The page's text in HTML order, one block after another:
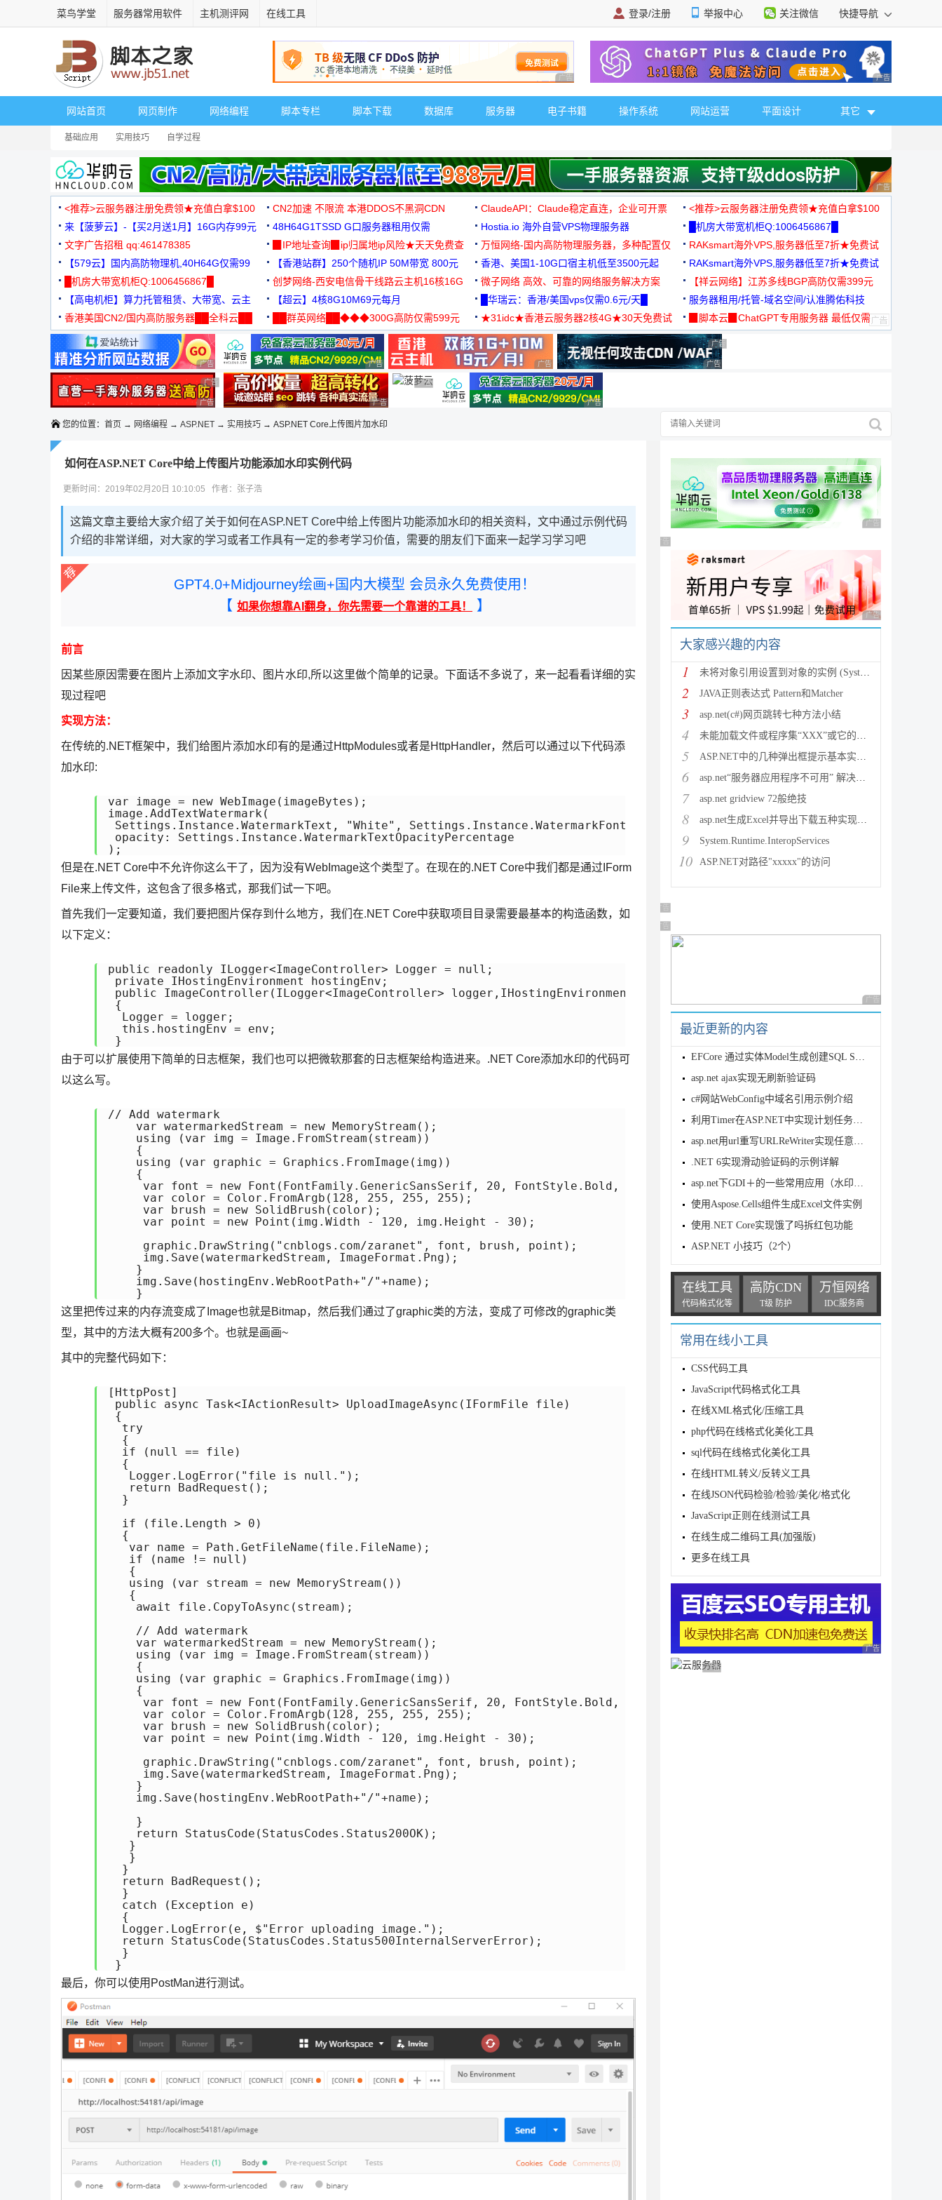
菜鸟学堂 服务器常用软件 主机测评网 在线工具 登录/注册 举报中心 关注微信 快捷导航
广告 商业广告，理性选择 广告 商业广告，理
网站首页 网页制作 网络编程 脚本专栏 脚本下载 数据库 服务器 电子书籍 操作系统 网站运营 平面设计 其它
基础应用 实用技巧 自学过程
广告 商业广告，理
<推荐>云服务器注册免费领★充值白拿$100 CN2加速 不限流 本港DDOS不黑洞CDN ClaudeAPI：Claude稳定直连，企业可开票
<推荐>云服务器注册免费领★充值白拿$100
来【菠萝云】-【买2月送1月】16G内存99元
48H64G1TSSD G口服务器租用仅需
3000+可免费测试
Hostia.io 海外自营VPS物理服务器
█机房大带宽机柜Q:1006456867█
文字广告招租 qq:461478385
▉IP地址查询▉ip归属地ip风险★天天免费查
万恒网络-国内高防物理服务器，多种配置仅
99元/月起
RAKsmart海外VPS,服务器低至7折★免费试
用★
【579云】国内高防物理机,40H64G仅需99
元
【香港站群】250个随机IP 50M带宽 800元 香港、美国1-10G口宿主机低至3500元起
RAKsmart海外VPS,服务器低至7折★免费试
用★
█机房大带宽机柜Q:1006456867█
创梦网络-西安电信骨干线路云主机16核16G
88元/月
微子网络 高效、可靠的网络服务解决方案
【祥云网络】江苏多线BGP高防仅需399元
【高电机柜】算力托管租赁、大带宽、云主
机
【超云】4核8G10M69元每月 █华瑞云：香港/美国vps仅需0.6元/天█
服务器租用/托管-域名空间/认准腾佑科技
香港美国CN2/国内高防服务器██全科云██
██群英网络██◆◆◆300G高防仅需599元
◆◆◆
★31idc★香港云服务器2核4G★30天免费试
用◆
▉脚本云▉ChatGPT专用服务器 最低仅需
19元/月
广告 商业广告，理性选择 广告 商业广告，理性选择 广告 商业广告，理性选择 广告 商业广告，理性选择
广告 商业广告，理性选择
广告 商业广告，理性选择
广告 商业广告，理性选择
广告 商业广告，理性选择
广告 商业广告，理性选择
广告 商业广告，理性选择
您的位置： 首页 → 网络编程 → ASP.NET → 实用技巧 → ASP.NET Core上传图片加水印
如何在ASP.NET Core中给上传图片功能添加水印实例代码
更新时间：2019年02月20日 10:10:05 作者：张子浩
这篇文章主要给大家介绍了关于如何在ASP.NET Core中给上传图片功能添加水印的相关资料，文中通过示例代码
介绍的非常详细，对大家的学习或者工作具有一定的参考学习价值，需要的朋友们下面来一起学习学习吧
GPT4.0+Midjourney绘画+国内大模型 会员永久免费使用！
【 如果你想靠AI翻身，你先需要一个靠谱的工具！ 】
前言
因某些原因需要在图片上添加文字水印、图片水印,所以这里做个简单的记录。下面话不多说了，来一起看看详细的实
现过程吧
实现方法：
在传统的.NET框架中，我们给图片添加水印有的是通过HttpModules或者是HttpHandler，然后可以通过以下代码添
加水印:
var image = new WebImage(imageBytes);
image.AddTextWatermark(
Settings.Instance.WatermarkText, "White", Settings.Instance.WatermarkFontSize,
opacity: Settings.Instance.WatermarkTextOpacityPercentage
);
但是在.NET Core中不允许你这么干了，因为没有WebImage这个类型了。在现在的.NET Core中我们都是通过IForm
File来上传文件，这包含了很多格式，那我们试一下吧。
首先我们一定要知道，我们要把图片保存到什么地方，我们在.NET Core中获取项目目录需要最基本的构造函数，如
以下定义：
public readonly ILogger<ImageController> Logger = null;
private IHostingEnvironment hostingEnv;
public ImageController(ILogger<ImageController> logger,IHostingEnvironment env)
{
  Logger = logger;
  this.hostingEnv = env;
}
由于可以扩展使用下简单的日志框架，我们也可以把微软那套的日志框架给构造进来。.NET Core添加水印的代码可
以这么写。
// Add watermark
    var watermarkedStream = new MemoryStream();
    using (var img = Image.FromStream(stream))
    {
    using (var graphic = Graphics.FromImage(img))
    {
     var font = new Font(FontFamily.GenericSansSerif, 20, FontStyle.Bold, GraphicsUnit.Pixel);
     var color = Color.FromArgb(128, 255, 255, 255);
     var brush = new SolidBrush(color);
     var point = new Point(img.Width - 120, img.Height - 30);
     graphic.DrawString("cnblogs.com/zaranet", font, brush, point);
     img.Save(watermarkedStream, ImageFormat.Png);
    }
    img.Save(hostingEnv.WebRootPath+"/"+name);
    }
这里把传过来的内存流变成了Image也就是Bitmap，然后我们通过了graphic类的方法，变成了可修改的graphic类
型，其中的方法大概有200多个。也就是画画~
其中的完整代码如下：
[HttpPost]
public async Task<IActionResult> UploadImageAsync(IFormFile file)
{
  try
  {
  if (null == file)
  {
   Logger.LogError("file is null.");
   return BadRequest();
  }
  if (file.Length > 0)
  {
   var name = Path.GetFileName(file.FileName);
   if (name != null)
   {
   using (var stream = new MemoryStream())
   {
    await file.CopyToAsync(stream);
    // Add watermark
    var watermarkedStream = new MemoryStream();
    using (var img = Image.FromStream(stream))
    {
    using (var graphic = Graphics.FromImage(img))
    {
     var font = new Font(FontFamily.GenericSansSerif, 20, FontStyle.Bold, GraphicsUnit.Pixel);
     var color = Color.FromArgb(128, 255, 255, 255);
     var brush = new SolidBrush(color);
     var point = new Point(img.Width - 120, img.Height - 30);
     graphic.DrawString("cnblogs.com/zaranet", font, brush, point);
     img.Save(watermarkedStream, ImageFormat.Png);
    }
    img.Save(hostingEnv.WebRootPath+"/"+name);
    }
    return StatusCode(StatusCodes.Status200OK);
   }
   }
  }
  return BadRequest();
  }
  catch (Exception e)
  {
  Logger.LogError(e, $"Error uploading image.");
  return StatusCode(StatusCodes.Status500InternalServerError);
  }
}
最后，你可以使用PostMan进行测试。
广告 商业广告，理性
广告 商业广告，理性选择
广告 商业广告，理性
大家感兴趣的内容
1 未将对象引用设置到对象的实例 (System.NullRef
2 JAVA正则表达式 Pattern和Matcher
3 asp.net(c#)网页跳转七种方法小结
4 未能加载文件或程序集“XXX”或它的某一个依赖项。试图加载格
5 ASP.NET中的几种弹出框提示基本实现方法
6 asp.net“服务器应用程序不可用” 解决方法
7 asp.net gridview 72般绝技
8 asp.net生成Excel并导出下载五种实现方法
9 System.Runtime.InteropServices
10 ASP.NET对路径"xxxxx"的访问
广告 商业广告，理性选择
广告 商业广告，理性选择
广告 商业广告，理性
最近更新的内容
EFCore 通过实体Model生成创建SQL Server数据库表脚本
asp.net ajax实现无刷新验证码
c#网站WebConfig中域名引用示例介绍
利用Timer在ASP.NET中实现计划任务的方法
asp.net用url重写URLReWriter实现任意二级域名 新
.NET 6实现滑动验证码的示例详解
asp.net下GDI＋的一些常用应用（水印，文字，圆角处理）技巧
使用Aspose.Cells组件生成Excel文件实例
使用.NET Core实现饿了吗拆红包功能
ASP.NET 小技巧（2个）
在线工具
代码格式化等
高防CDN
T级 防护
万恒网络
IDC服务商
常用在线小工具
CSS代码工具
JavaScript代码格式化工具
在线XML格式化/压缩工具
php代码在线格式化美化工具
sql代码在线格式化美化工具
在线HTML转义/反转义工具
在线JSON代码检验/检验/美化/格式化
JavaScript正则在线测试工具
在线生成二维码工具(加强版)
更多在线工具
广告 商业广告，理性
广告 商业广告，理性选择